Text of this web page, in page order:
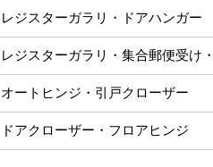
レジスターガラリ・ドアハンガー
レジスターガラリ・集合郵便受け
オートヒンジ・引戸クローザー
ドアクローザー・フロアヒンジ